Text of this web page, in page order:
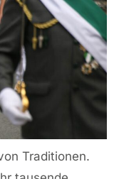
Traditionen.